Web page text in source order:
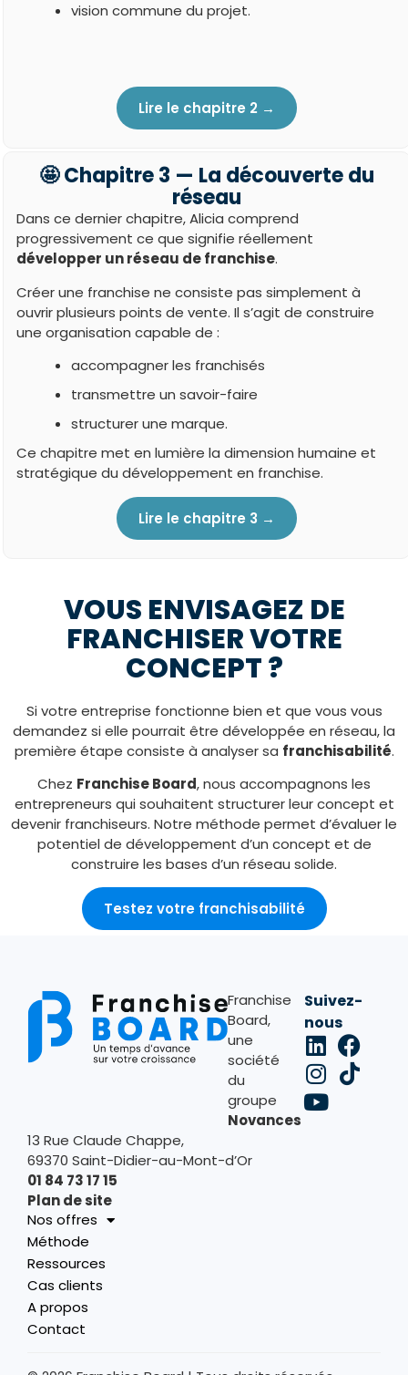
vision commune du projet.
Lire le chapitre 2 →
🤩 Chapitre 3 — La découverte du
réseau
Dans ce dernier chapitre, Alicia comprend
progressivement ce que signifie réellement
développer un réseau de franchise.
Créer une franchise ne consiste pas simplement à
ouvrir plusieurs points de vente. Il s’agit de construire
une organisation capable de :
accompagner les franchisés
transmettre un savoir-faire
structurer une marque.
Ce chapitre met en lumière la dimension humaine et
stratégique du développement en franchise.
Lire le chapitre 3 →
VOUS ENVISAGEZ DE
FRANCHISER VOTRE
CONCEPT ?
Si votre entreprise fonctionne bien et que vous vous
demandez si elle pourrait être développée en réseau, la
première étape consiste à analyser sa franchisabilité.
Chez Franchise Board, nous accompagnons les
entrepreneurs qui souhaitent structurer leur concept et
devenir franchiseurs. Notre méthode permet d’évaluer le
potentiel de développement d’un concept et de
construire les bases d’un réseau solide.
Testez votre franchisabilité
Franchise
Board,
une
société
du
groupe
Novances
Suivez-
nous
13 Rue Claude Chappe,
69370 Saint-Didier-au-Mont-d’Or
01 84 73 17 15
Plan de site
Nos offres
Méthode
Ressources
Cas clients
A propos
Contact